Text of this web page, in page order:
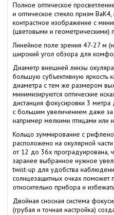
Полное оптическое
и оптическое стекло призм
контрастное изображение с
(цветовыми и геометрическими)
Линейное поле зрения 47-27 м
широкий угол обзора для
Диаметр внешней линзы
большую субъективную яркость
диаметра с тем же размером
минимизируются оптические
дистанция фокусировки 3
с большим увеличением даже за
например мелкими птицами или
Кольцо зуммирование с
расположено на окулярной части
от 12 до 36х проградуирована,
заранее выбранное нужное
twist-up для удобства
солнцезащитных очках поможет
относительно прибора и
Двойная сносная система
(грубая и точная настройка)